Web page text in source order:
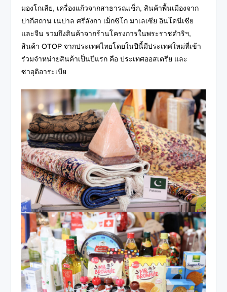
มองโกเลีย, เครื่องแก้วจากสาธารณเช็ก, สินค้าพื้นเมืองจาก
ปากีสถาน เนปาล ศรีลังกา เม็กซิโก มาเลเซีย อินโดนีเซีย
และจีน รวมถึงสินค้าจากร้านโครงการในพระราชดำริฯ,
สินค้า OTOP จากประเทศไทยโดยในปีนี้มีประเทศใหม่ที่เข้า
ร่วมจำหน่ายสินค้าเป็นปีแรก คือ ประเทศออสเตรีย และ
ซาอุดิอาระเบีย